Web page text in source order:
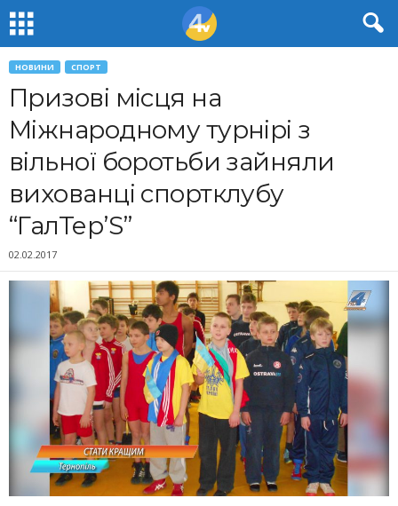
НОВИНИ СПОРТ
Призові місця на
Міжнародному турнірі з
вільної боротьби зайняли
вихованці спортклубу
“ГалТер’S”
02.02.2017